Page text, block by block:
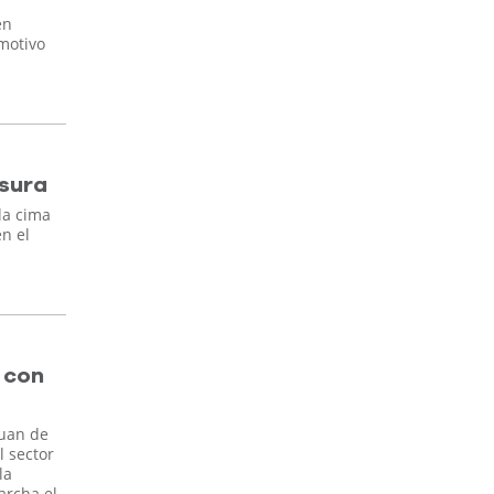
cima
el
de
sector